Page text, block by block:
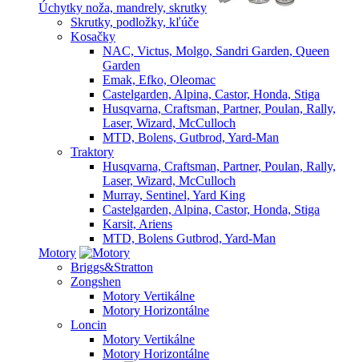
Úchytky noža, mandrely, skrutky
Skrutky, podložky, kľúče
Kosačky
NAC, Victus, Molgo, Sandri Garden, Queen
Garden
Emak, Efko, Oleomac
Castelgarden, Alpina, Castor, Honda, Stiga
Husqvarna, Craftsman, Partner, Poulan, Rally,
Laser, Wizard, McCulloch
MTD, Bolens, Gutbrod, Yard-Man
Traktory
Husqvarna, Craftsman, Partner, Poulan, Rally,
Laser, Wizard, McCulloch
Murray, Sentinel, Yard King
Castelgarden, Alpina, Castor, Honda, Stiga
Karsit, Ariens
MTD, Bolens Gutbrod, Yard-Man
Motory
Briggs&Stratton
Zongshen
Motory Vertikálne
Motory Horizontálne
Loncin
Motory Vertikálne
Motory Horizontálne